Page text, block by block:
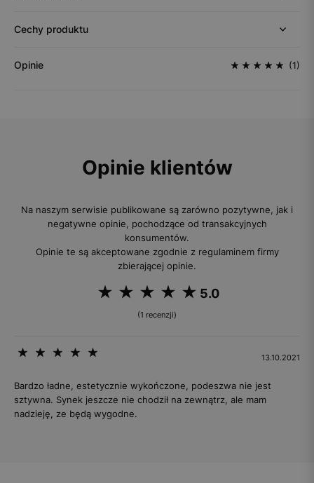
Cechy produktu
Opinie (1)
Opinie klientów
Na naszym serwisie publikowane są zarówno pozytywne, jak i
negatywne opinie, pochodzące od transakcyjnych
konsumentów.
Opinie te są akceptowane zgodnie z regulaminem firmy
zbierającej opinie.
5.0
(1 recenzji)
13.10.2021
Bardzo ładne, estetycznie wykończone, podeszwa nie jest
sztywna. Synek jeszcze nie chodził na zewnątrz, ale mam
nadzieję, ze będą wygodne.